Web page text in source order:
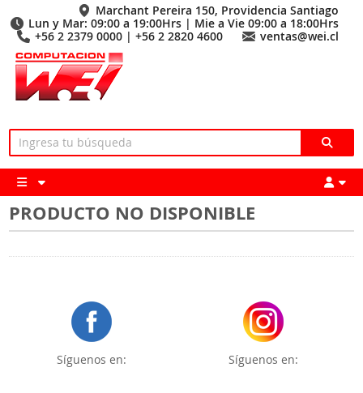
Marchant Pereira 150, Providencia Santiago
Lun y Mar: 09:00 a 19:00Hrs | Mie a Vie 09:00 a 18:00Hrs
+56 2 2379 0000 | +56 2 2820 4600
ventas@wei.cl
PRODUCTO NO DISPONIBLE
Síguenos en: Síguenos en: